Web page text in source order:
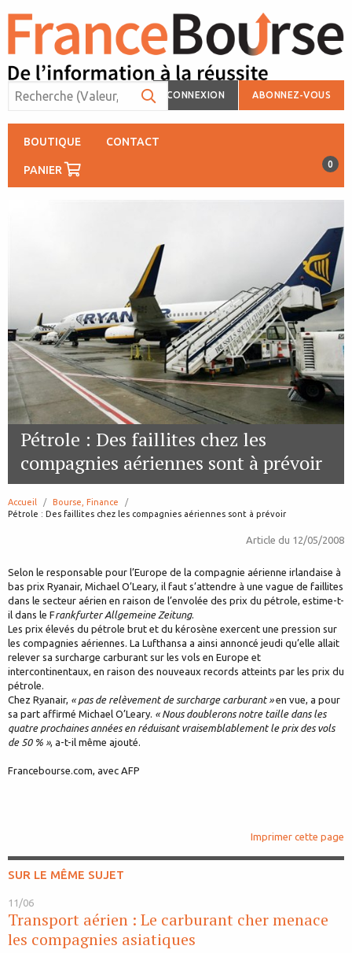
CONNEXION ABONNEZ-VOUS
BOUTIQUE CONTACT
PANIER 0
Pétrole : Des faillites chez les
compagnies aériennes sont à prévoir
Accueil
Bourse, Finance
page:
Pétrole : Des faillites chez les compagnies aériennes sont à prévoir
Article du 12/05/2008
Selon le responsable pour l’Europe de la compagnie aérienne irlandaise à
bas prix Ryanair, Michael O’Leary, il faut s’attendre à une vague de faillites
dans le secteur aérien en raison de l’envolée des prix du pétrole, estime-t-
il dans le Frankfurter Allgemeine Zeitung.
Les prix élevés du pétrole brut et du kérosène exercent une pression sur
les compagnies aériennes. La Lufthansa a ainsi annoncé jeudi qu’elle allait
relever sa surcharge carburant sur les vols en Europe et
intercontinentaux, en raison des nouveaux records atteints par les prix du
pétrole.
Chez Ryanair, « pas de relèvement de surcharge carburant »en vue, a pour
sa part affirmé Michael O’Leary. « Nous doublerons notre taille dans les
quatre prochaines années en réduisant vraisemblablement le prix des vols
de 50 % », a-t-il même ajouté.
Francebourse.com, avec AFP
Imprimer cette page
SUR LE MÊME SUJET
11/06
Transport aérien : Le carburant cher menace
les compagnies asiatiques